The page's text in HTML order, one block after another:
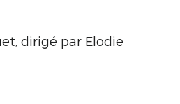
dirigé par Elodie